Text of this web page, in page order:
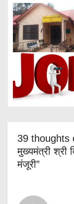
o
n
39 thoughts
मुख्यमंत्री श्री
मंजूरी”